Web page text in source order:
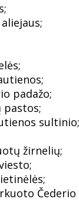
padažo;
pastos;
sultinio;
žirnelių;
Čederio